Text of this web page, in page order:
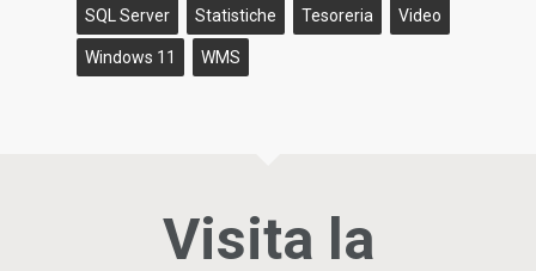
SQL Server Statistiche Tesoreria Video
Windows 11 WMS
Visita la